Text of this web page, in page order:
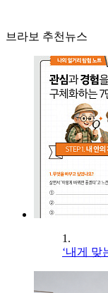
브라보 추천뉴스
1.
‘내게 맞